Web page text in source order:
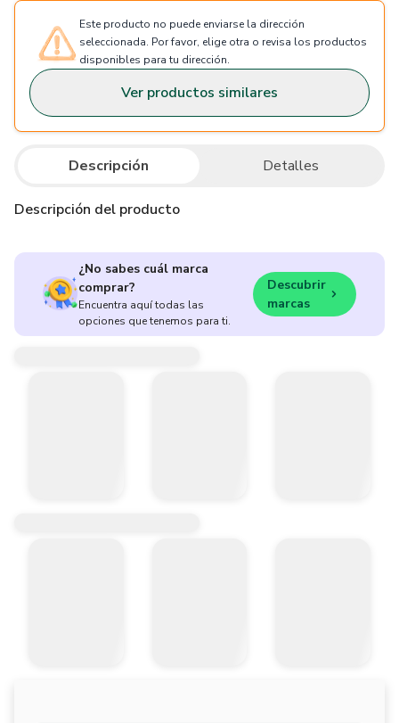
Este producto no puede enviarse la dirección
seleccionada. Por favor, elige otra o revisa los productos
disponibles para tu dirección.
Ver productos similares
Descripción Detalles
Descripción del producto
¿No sabes cuál marca
comprar?
Encuentra aquí todas las
opciones que tenemos para ti.
Descubrir
marcas